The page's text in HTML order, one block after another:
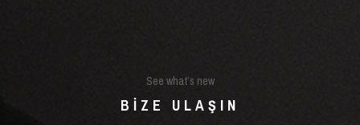
See what’s new
BIZE ULAŞIN